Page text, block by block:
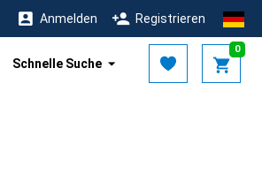
Anmelden Registrieren
0
Schnelle Suche